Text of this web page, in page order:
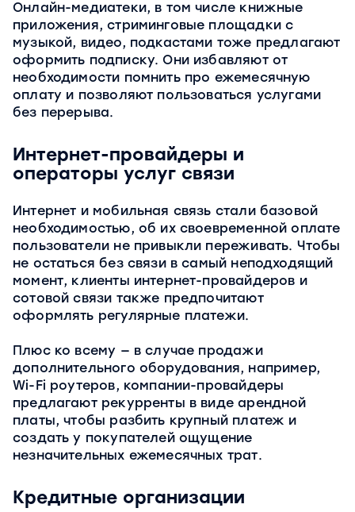
Онлайн-медиатеки, в том числе книжные
приложения, стриминговые площадки с
музыкой, видео, подкастами тоже предлагают
оформить подписку. Они избавляют от
необходимости помнить про ежемесячную
оплату и позволяют пользоваться услугами
без перерыва.
Интернет-провайдеры и
операторы услуг связи
Интернет и мобильная связь стали базовой
необходимостью, об их своевременной оплате
пользователи не привыкли переживать. Чтобы
не остаться без связи в самый неподходящий
момент, клиенты интернет-провайдеров и
сотовой связи также предпочитают
оформлять регулярные платежи.
Плюс ко всему — в случае продажи
дополнительного оборудования, например,
Wi-Fi роутеров, компании-провайдеры
предлагают рекурренты в виде арендной
платы, чтобы разбить крупный платеж и
создать у покупателей ощущение
незначительных ежемесячных трат.
Кредитные организации